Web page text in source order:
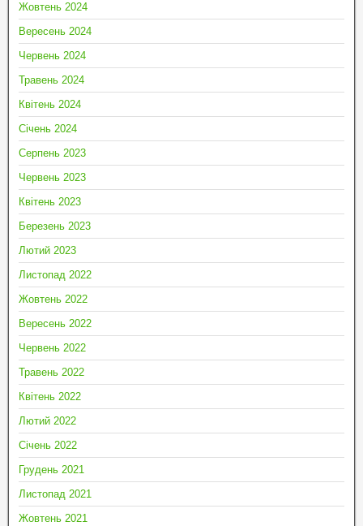
Жовтень 2024
Вересень 2024
Червень 2024
Травень 2024
Квітень 2024
Січень 2024
Серпень 2023
Червень 2023
Квітень 2023
Березень 2023
Лютий 2023
Листопад 2022
Жовтень 2022
Вересень 2022
Червень 2022
Травень 2022
Квітень 2022
Лютий 2022
Січень 2022
Грудень 2021
Листопад 2021
Жовтень 2021